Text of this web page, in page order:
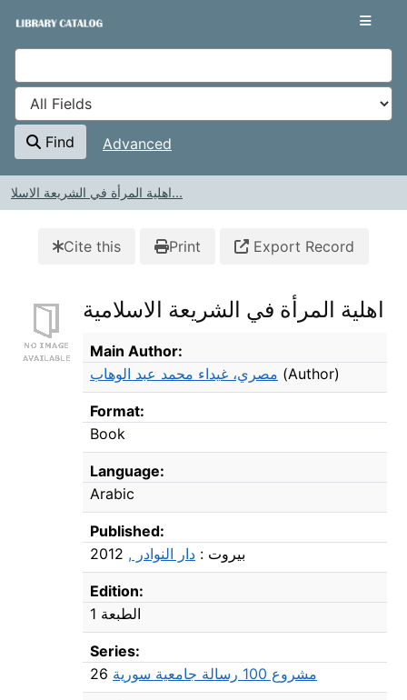
VuFind
Find Advanced
اهلية المرأة في الشريعة الاسلا...
Cite this Print Export Record
اهلية المرأة في الشريعة الاسلامية
Bibliographic Details
Main Author:
مصري، غيداء محمد عبد الوهاب (Author)
Format:
Book
Language:
Arabic
Published:
بيروت : دار النوادر , 2012
Edition:
الطبعة 1
Series:
مشروع 100 رسالة جامعية سورية